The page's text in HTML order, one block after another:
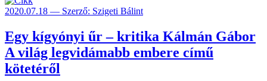
2020.07.18 — Szerző: Szigeti Bálint
Egy kígyónyi űr – kritika Kálmán Gábor
A világ legvidámabb embere című
kötetéről